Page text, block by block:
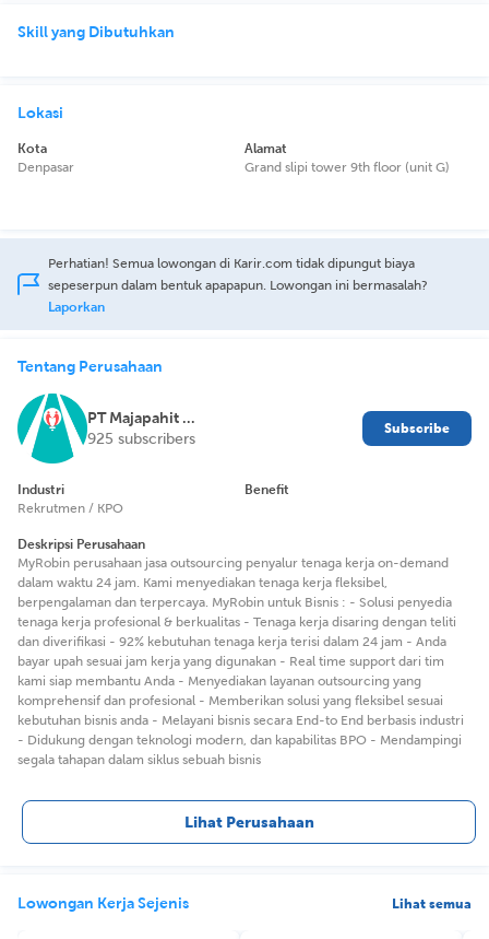
Skill yang Dibutuhkan
Lokasi
Kota
Denpasar
Alamat
Grand slipi tower 9th floor (unit G)
Perhatian! Semua lowongan di Karir.com tidak dipungut biaya
sepeserpun dalam bentuk apapapun. Lowongan ini bermasalah?
Laporkan
Tentang Perusahaan
PT Majapahit Solusi Bersama
925 subscribers
Subscribe
Industri
Rekrutmen / KPO
Benefit
Deskripsi Perusahaan
MyRobin perusahaan jasa outsourcing penyalur tenaga kerja on-demand
dalam waktu 24 jam. Kami menyediakan tenaga kerja fleksibel,
berpengalaman dan terpercaya. MyRobin untuk Bisnis : - Solusi penyedia
tenaga kerja profesional & berkualitas - Tenaga kerja disaring dengan teliti
dan diverifikasi - 92% kebutuhan tenaga kerja terisi dalam 24 jam - Anda
bayar upah sesuai jam kerja yang digunakan - Real time support dari tim
kami siap membantu Anda - Menyediakan layanan outsourcing yang
komprehensif dan profesional - Memberikan solusi yang fleksibel sesuai
kebutuhan bisnis anda - Melayani bisnis secara End-to End berbasis industri
- Didukung dengan teknologi modern, dan kapabilitas BPO - Mendampingi
segala tahapan dalam siklus sebuah bisnis
Lihat Perusahaan
Lowongan Kerja Sejenis Lihat semua